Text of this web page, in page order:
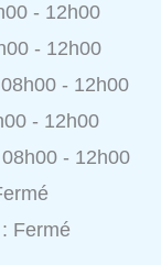
- 12h00
- 12h00
- 12h00
- 12h00
- 12h00
Fermé